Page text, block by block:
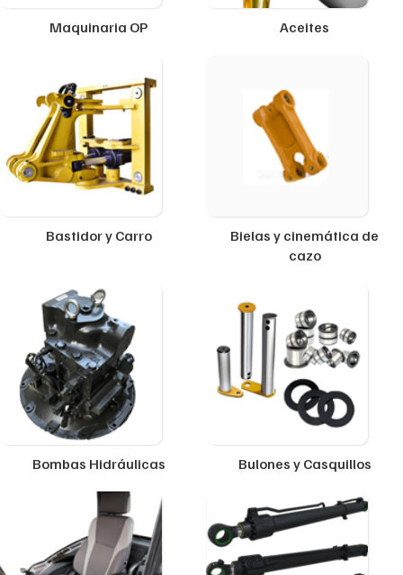
Maquinaria OP Aceites
Bastidor y Carro
Bielas y cinemática de
cazo
Bombas Hidráulicas Bulones y Casquillos